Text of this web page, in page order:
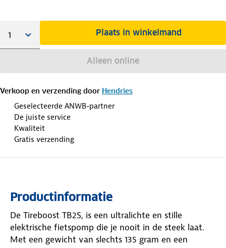
Plaats in winkelmand
Alleen online
Verkoop en verzending door Hendries
Geselecteerde ANWB-partner
De juiste service
Kwaliteit
Gratis verzending
Productinformatie
De Tireboost TB2S, is een ultralichte en stille
elektrische fietspomp die je nooit in de steek laat.
Met een gewicht van slechts 135 gram en een